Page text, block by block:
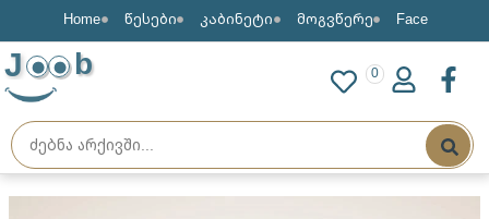
Home წესები კაბინეტი მოგვწერე Face
J b 0